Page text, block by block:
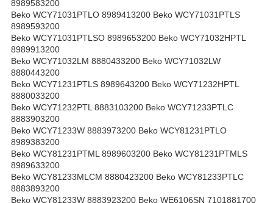
8989583200
Beko WCY71031PTLO 8989413200 Beko WCY71031PTLS
8989593200
Beko WCY71031PTLSO 8989653200 Beko WCY71032HPTL
8989913200
Beko WCY71032LM 8880433200 Beko WCY71032LW
8880443200
Beko WCY71231PTLS 8989643200 Beko WCY71232HPTL
8880033200
Beko WCY71232PTL 8883103200 Beko WCY71233PTLC
8883903200
Beko WCY71233W 8883973200 Beko WCY81231PTLO
8989383200
Beko WCY81231PTML 8989603200 Beko WCY81231PTMLS
8989633200
Beko WCY81233MLCM 8880423200 Beko WCY81233PTLC
8883893200
Beko WCY81233W 8883923200 Beko WE6106SN 7101881700